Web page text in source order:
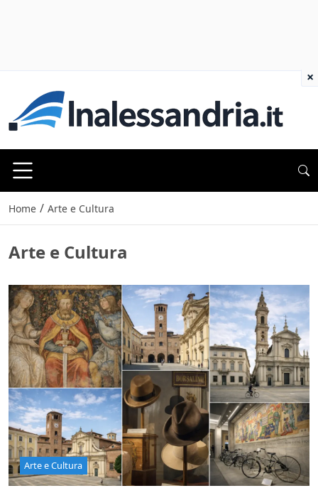
Home / Arte e Cultura
Arte e Cultura
Arte e Cultura
×